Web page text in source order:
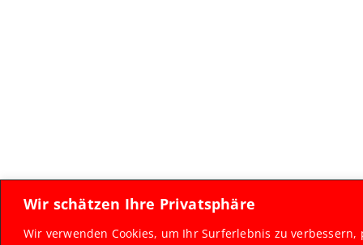
Wir schätzen Ihre Privatsphäre
Wir verwenden Cookies, um Ihr Surferlebnis zu verbessern,